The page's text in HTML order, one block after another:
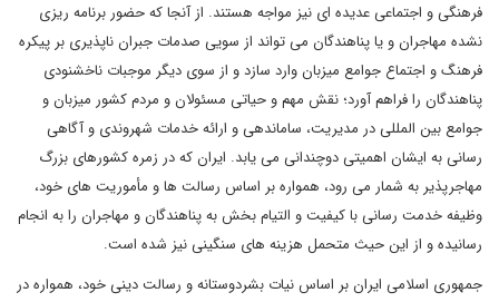
فرهنگی و اجتماعی عدیده ای نیز مواجه هستند. از آنجا که حضور برنامه ریزی
نشده مهاجران و یا پناهندگان می تواند از سویی صدمات جبران ناپذیری بر پیکره
فرهنگ و اجتماع جوامع میزبان وارد سازد و از سوی دیگر موجبات ناخشنودی
پناهندگان را فراهم آورد؛ نقش مهم و حیاتی مسئولان و مردم کشور میزبان و
جوامع بین المللی در مدیریت، ساماندهی و ارائه خدمات شهروندی و آگاهی
رسانی به ایشان اهمیتی دوچندانی می یابد. ایران که در زمره کشورهای بزرگ
مهاجرپذیر به شمار می رود، همواره بر اساس رسالت ها و مأموریت های خود،
وظیفه خدمت رسانی با کیفیت و التیام بخش به پناهندگان و مهاجران را به انجام
رسانیده و از این حیث متحمل هزینه های سنگینی نیز شده است.
جمهوری اسلامی ایران بر اساس نیات بشردوستانه و رسالت دینی خود، همواره در